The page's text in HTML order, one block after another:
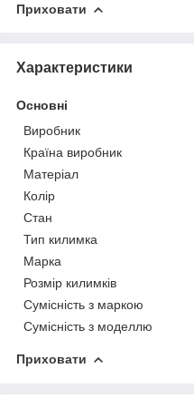
Приховати
Характеристики
Основні
Виробник
Країна виробник
Матеріал
Колір
Стан
Тип килимка
Марка
Розмір килимків
Сумісність з маркою
Сумісність з моделлю
Приховати